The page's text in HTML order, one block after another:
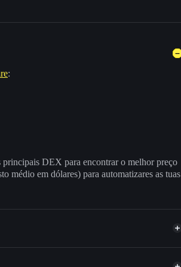
:
DEX para encontrar o melhor preço
médio em dólares) para automatizares as tuas